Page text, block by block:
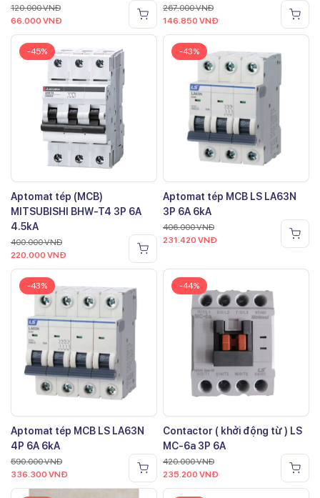
120.000VNĐ
66.000 VNĐ
267.000VNĐ
146.850 VNĐ
-45%
Aptomat tép (MCB)
MITSUBISHI BHW-T4 3P 6A
4.5kA
400.000VNĐ
220.000 VNĐ
-43%
Aptomat tép MCB LS LA63N
3P 6A 6kA
406.000VNĐ
231.420 VNĐ
-43%
Aptomat tép MCB LS LA63N
4P 6A 6kA
590.000VNĐ
336.300 VNĐ
-44%
Contactor ( khởi động từ ) LS
MC-6a 3P 6A
420.000VNĐ
235.200 VNĐ